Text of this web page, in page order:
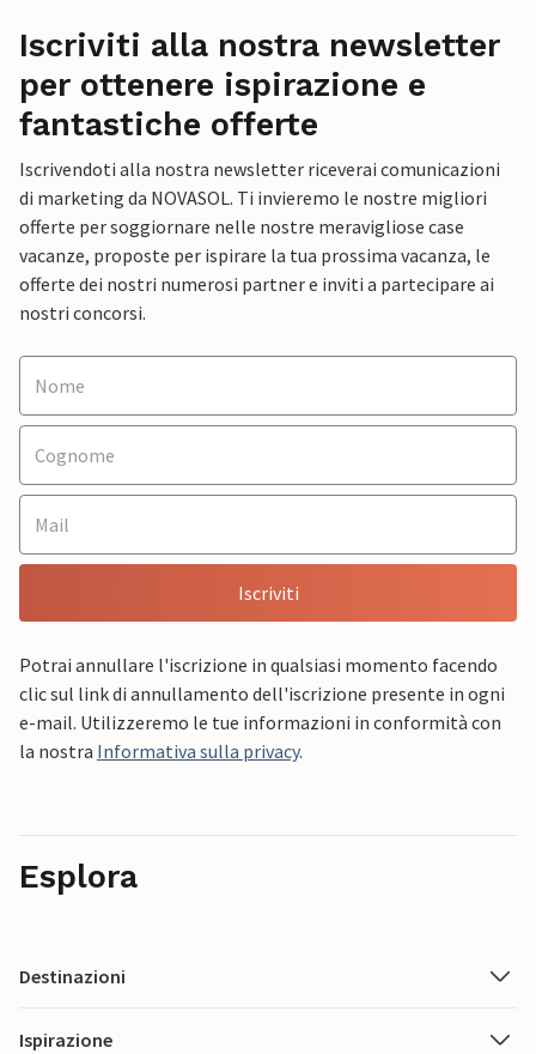
Iscriviti alla nostra newsletter
per ottenere ispirazione e
fantastiche offerte
Iscrivendoti alla nostra newsletter riceverai comunicazioni
di marketing da NOVASOL. Ti invieremo le nostre migliori
offerte per soggiornare nelle nostre meravigliose case
vacanze, proposte per ispirare la tua prossima vacanza, le
offerte dei nostri numerosi partner e inviti a partecipare ai
nostri concorsi.
Iscriviti
Potrai annullare l'iscrizione in qualsiasi momento facendo
clic sul link di annullamento dell'iscrizione presente in ogni
e-mail. Utilizzeremo le tue informazioni in conformità con
la nostra Informativa sulla privacy.
Esplora
Destinazioni
Ispirazione